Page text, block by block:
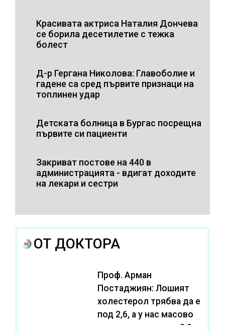
Красивата актриса Наталия Дончева
се борила десетилетие с тежка
болест
Д-р Гергана Николова: Главоболие и
гадене са сред първите признаци на
топлинен удар
Детската болница в Бургас посрещна
първите си пациенти
Закриват постове на 440 в
администрацията - вдигат доходите
на лекари и сестри
ОТ ДОКТОРА
Проф. Арман
Постаджиян: Лошият
холестерол трябва да е
под 2,6, а у нас масово
се живее с нива от 3,2